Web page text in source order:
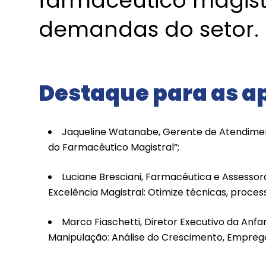
demandas do setor.
Destaque para as
Jaqueline Watanabe, Gerente de
do Farmacêutico Magistral”;
Luciane Bresciani, Farmacêutica e
Excelência Magistral: Otimize técnicas,
Marco Fiaschetti, Diretor Executivo da
Manipulação: Análise do Crescimento,